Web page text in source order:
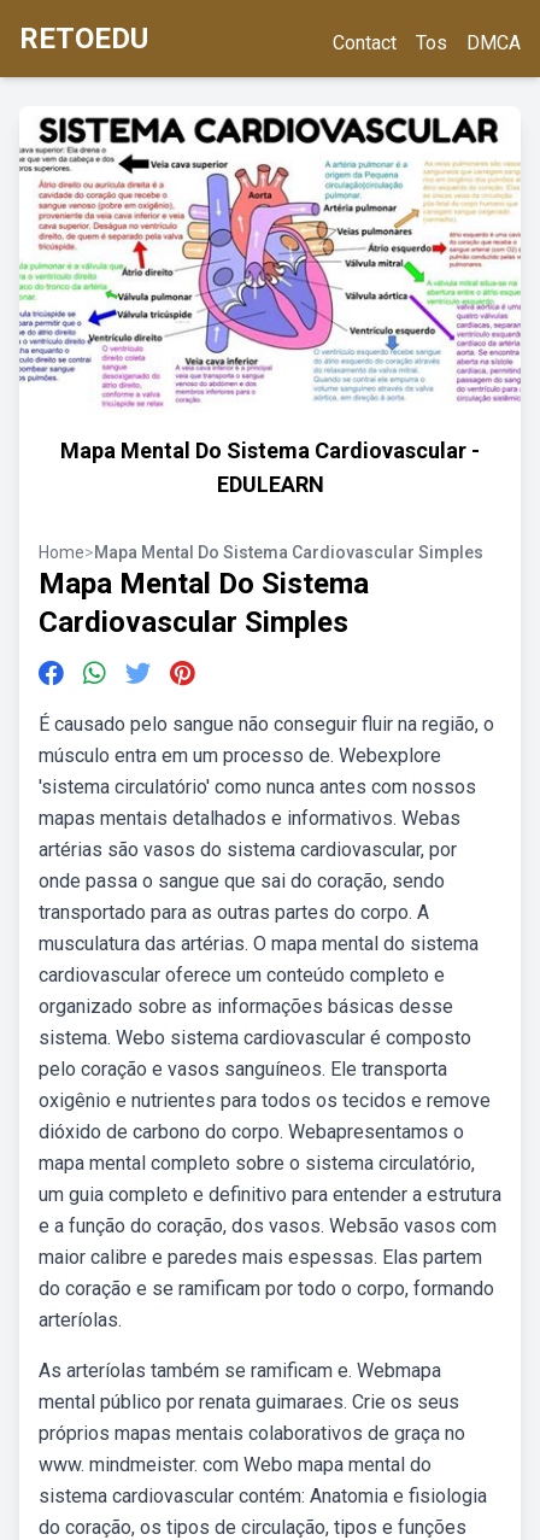
RETOEDU Contact Tos DMCA
Mapa Mental Do Sistema Cardiovascular -
EDULEARN
Home>Mapa Mental Do Sistema Cardiovascular Simples
Mapa Mental Do Sistema
Cardiovascular Simples
É causado pelo sangue não conseguir fluir na região, o
músculo entra em um processo de. Webexplore
'sistema circulatório' como nunca antes com nossos
mapas mentais detalhados e informativos. Webas
artérias são vasos do sistema cardiovascular, por
onde passa o sangue que sai do coração, sendo
transportado para as outras partes do corpo. A
musculatura das artérias. O mapa mental do sistema
cardiovascular oferece um conteúdo completo e
organizado sobre as informações básicas desse
sistema. Webo sistema cardiovascular é composto
pelo coração e vasos sanguíneos. Ele transporta
oxigênio e nutrientes para todos os tecidos e remove
dióxido de carbono do corpo. Webapresentamos o
mapa mental completo sobre o sistema circulatório,
um guia completo e definitivo para entender a estrutura
e a função do coração, dos vasos. Websão vasos com
maior calibre e paredes mais espessas. Elas partem
do coração e se ramificam por todo o corpo, formando
arteríolas.
As arteríolas também se ramificam e. Webmapa
mental público por renata guimaraes. Crie os seus
próprios mapas mentais colaborativos de graça no
www. mindmeister. com Webo mapa mental do
sistema cardiovascular contém: Anatomia e fisiologia
do coração, os tipos de circulação, tipos e funções